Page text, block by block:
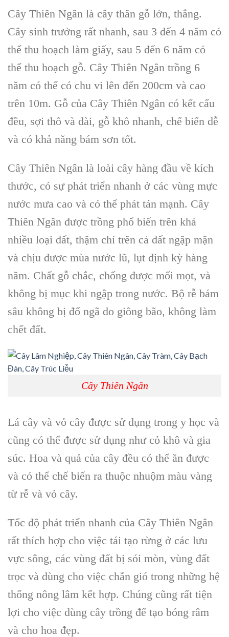
Cây Thiên Ngân là cây thân gỗ lớn, thẳng.
Cây sinh trưởng rất nhanh, sau 3 đến 4 năm có
thể thu hoạch làm giấy, sau 5 đến 6 năm có
thể thu hoạch gỗ. Cây Thiên Ngân trồng 6
năm có thể có chu vi lên đến 200cm và cao
trên 10m. Gỗ của Cây Thiên Ngân có kết cấu
đều, sợi thô và dài, gỗ khô nhanh, chế biến dễ
và có khả năng bám sơn tốt.
Cây Thiên Ngân là loài cây hàng đầu về kích
thước, có sự phát triển nhanh ở các vùng mực
nước mưa cao và có thể phát tán mạnh. Cây
Thiên Ngân được trồng phổ biến trên khá
nhiều loại đất, thậm chí trên cả đất ngập mặn
và chịu được mùa nước lũ, lụt định kỳ hàng
năm. Chất gỗ chắc, chống được mối mọt, và
không bị mục khi ngập trong nước. Bộ rễ bám
sâu không bị đổ ngã do giông bão, không làm
chết đất.
Cây Thiên Ngân
Lá cây và vỏ cây được sử dụng trong y học và
cũng có thể được sử dụng như cỏ khô và gia
súc. Hoa và quả của cây đều có thể ăn được
và có thể chế biến ra thuộc nhuộm màu vàng
từ rễ và vỏ cây.
Tốc độ phát triển nhanh của Cây Thiên Ngân
rất thích hợp cho việc tái tạo rừng ở các lưu
vực sông, các vùng đất bị sói mòn, vùng đất
trọc và dùng cho việc chắn gió trong những hệ
thống nông lâm kết hợp. Chúng cũng rất tiện
lợi cho việc dùng cây trồng để tạo bóng râm
và cho hoa đẹp.